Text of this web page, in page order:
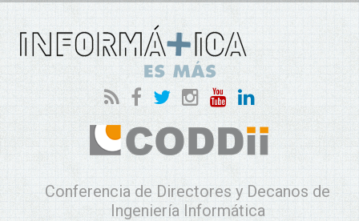
Conferencia de Directores y Decanos de
Ingeniería Informática